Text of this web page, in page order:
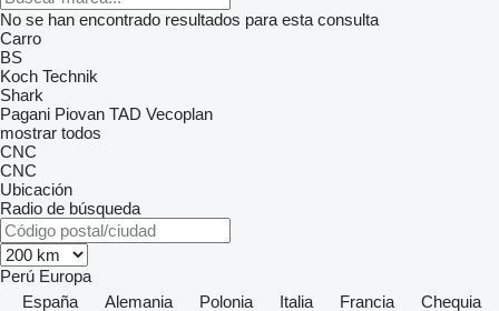
No se han encontrado resultados para esta consulta
Carro
BS
Koch Technik
Shark
Pagani Piovan TAD Vecoplan
mostrar todos
CNC
CNC
Ubicación
Radio de búsqueda
Perú Europa
España
Alemania Polonia Italia Francia
Chequia